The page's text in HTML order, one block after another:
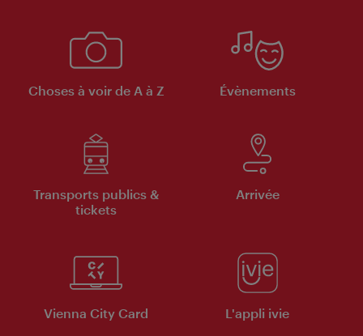
Choses à voir de A à Z Évènements
Transports publics &
tickets
Arrivée
Vienna City Card L'appli ivie